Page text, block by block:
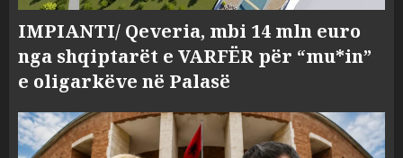
IMPIANTI/ Qeveria, mbi 14 mln euro
nga shqiptarët e VARFËR për “mu*in”
e oligarkëve në Palasë